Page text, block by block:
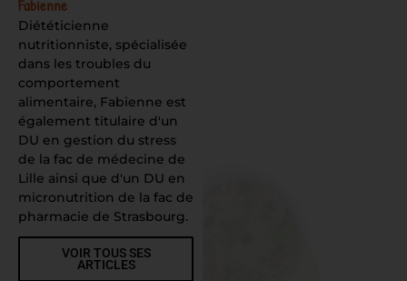
Fabienne
Diététicienne
nutritionniste, spécialisée
dans les troubles du
comportement
alimentaire, Fabienne est
également titulaire d'un
DU en gestion du stress
de la fac de médecine de
Lille ainsi que d'un DU en
micronutrition de la fac de
pharmacie de Strasbourg.
VOIR TOUS SES
ARTICLES